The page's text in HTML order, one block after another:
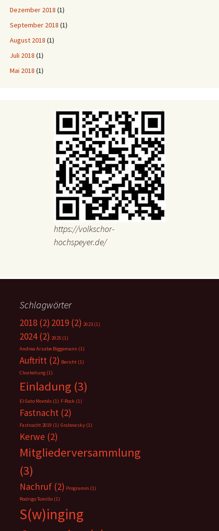
Dezember 2018 (1)
September 2018 (1)
August 2018 (1)
Juli 2018 (1)
Mai 2018 (1)
https://volkschor-
hochspeyer.de/
Schlagwörter
2018 (2) 2019 (2) 2023 (1)
2024(2) 2025 (1)
Andrea Arzabe Biggemann (1)
Auftritt (2) Bericht (1)
Chorleitung (1)
Einladung (3)
El Gato Montés (1) F-Rock (1)
Fastnacht (2)
Fastnacht 2019 (1) Grabowsky (1)
Kerwe (2)
Mitgliederversammlung
(3)
Nachruf (2) Programm (1)
Rodrigo Tomillo (1)
S(w)inging